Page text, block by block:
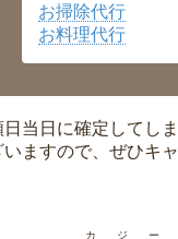
お掃除代行
お料理代行
当日に確定してし
ますので、ぜひキ
カジー